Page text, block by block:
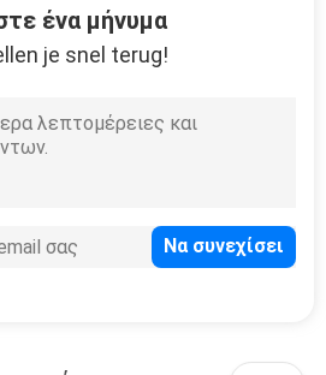
ένα μήνυμα
je snel terug!